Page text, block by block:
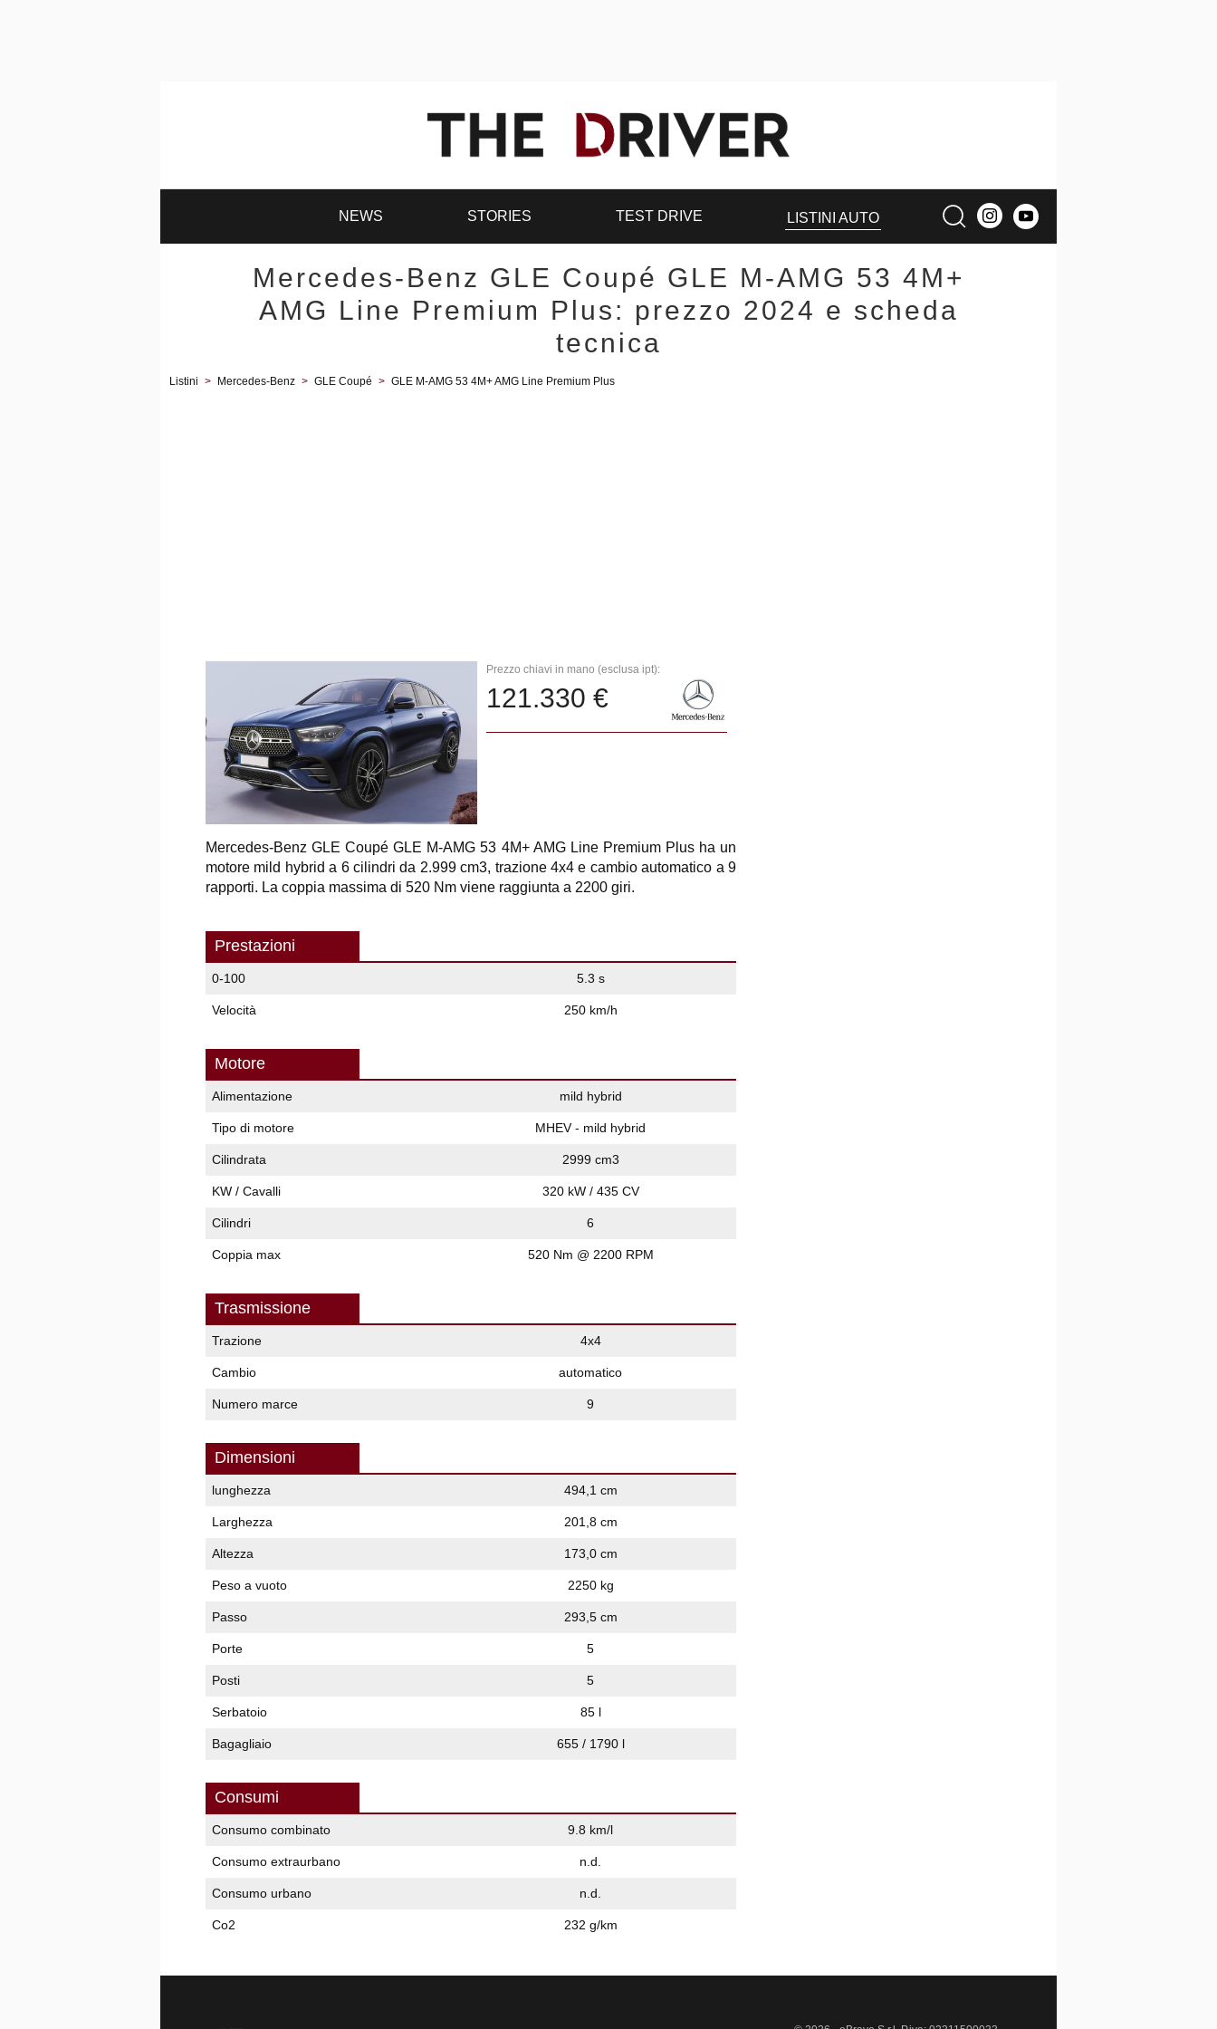
NEWS STORIES TEST DRIVE LISTINI AUTO
Mercedes-Benz GLE Coupé GLE M-AMG 53 4M+
AMG Line Premium Plus: prezzo 2024 e scheda
tecnica
Listini > Mercedes-Benz > GLE Coupé > GLE M-AMG 53 4M+ AMG Line Premium Plus
Prezzo chiavi in mano (esclusa ipt):
121.330 €
Mercedes-Benz GLE Coupé GLE M-AMG 53 4M+ AMG Line Premium Plus ha un
motore mild hybrid a 6 cilindri da 2.999 cm3, trazione 4x4 e cambio automatico a 9
rapporti. La coppia massima di 520 Nm viene raggiunta a 2200 giri.
Prestazioni
0-100 5.3 s
Velocità 250 km/h
Motore
Alimentazione mild hybrid
Tipo di motore MHEV - mild hybrid
Cilindrata 2999 cm3
KW / Cavalli 320 kW / 435 CV
Cilindri 6
Coppia max 520 Nm @ 2200 RPM
Trasmissione
Trazione 4x4
Cambio automatico
Numero marce 9
Dimensioni
lunghezza 494,1 cm
Larghezza 201,8 cm
Altezza 173,0 cm
Peso a vuoto 2250 kg
Passo 293,5 cm
Porte 5
Posti 5
Serbatoio 85 l
Bagagliaio 655 / 1790 l
Consumi
Consumo combinato 9.8 km/l
Consumo extraurbano n.d.
Consumo urbano n.d.
Co2 232 g/km